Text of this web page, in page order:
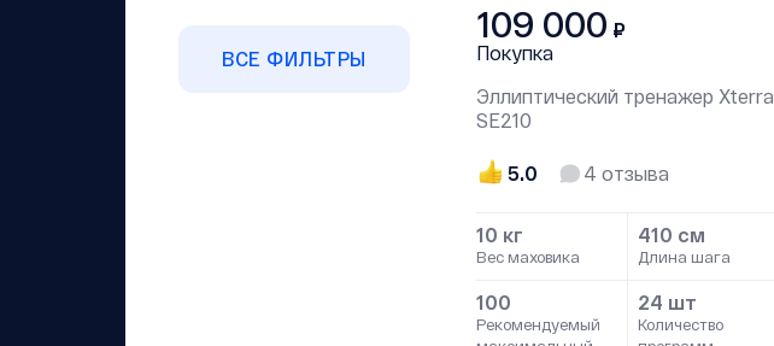
ВСЕ ФИЛЬТРЫ
109 000 ₽
Покупка
Эллиптический тренажер Xterra
SE210
5.0 4 отзыва
10 кг
Вес маховика
410 см
Длина шага
100
Рекомендуемый
24 шт
Количество